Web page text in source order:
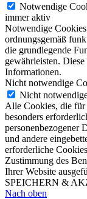
Notwendige
immer aktiv
Notwendige
ordnungsgemäß
die grundlegende
gewährleisten.
Informationen.
Nicht notwendige
Nicht
Alle Cookies, die
besonders
personenbezogener
und andere
erforderliche
Zustimmung des
Ihrer Website
SPEICHERN &
Nach oben